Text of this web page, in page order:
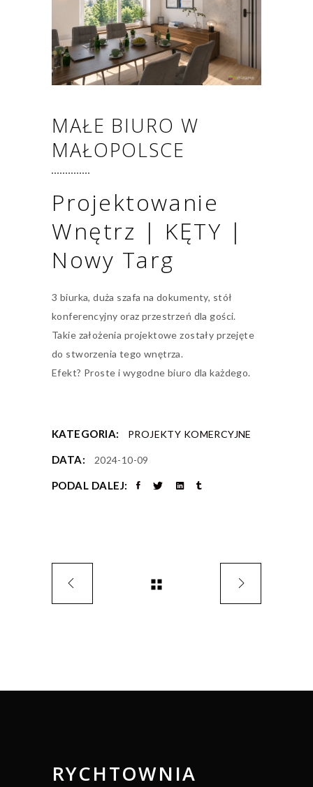
MAŁE BIURO W
MAŁOPOLSCE
Projektowanie
Wnętrz | KĘTY |
Nowy Targ
3 biurka, duża szafa na dokumenty, stół
konferencyjny oraz przestrzeń dla gości.
Takie założenia projektowe zostały przejęte
do stworzenia tego wnętrza.
Efekt? Proste i wygodne biuro dla każdego.
KATEGORIA: PROJEKTY KOMERCYJNE
DATA: 2024-10-09
PODAL DALEJ:
RYCHTOWNIA